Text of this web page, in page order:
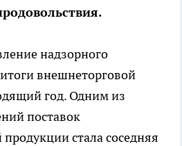
надзорного
внешнеторговой
год. Одним из
поставок
стала соседняя